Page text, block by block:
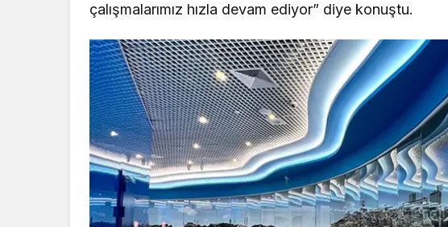
çalışmalarımız hızla devam ediyor” diye konuştu.